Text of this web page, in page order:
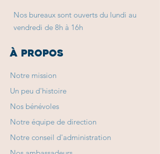
Nos bureaux sont ouverts du lundi au
vendredi de 8h à 16h
À PROPOS
Notre mission
Un peu d'histoire
Nos bénévoles
Notre équipe de direction
Notre conseil d'administration